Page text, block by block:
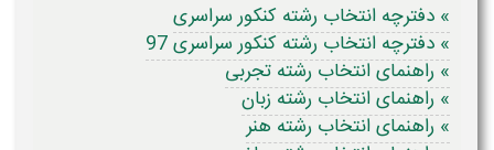
» دفترچه انتخاب رشته کنکور سراسری
» دفترچه انتخاب رشته کنکور سراسری 97
» راهنمای انتخاب رشته تجربی
» راهنمای انتخاب رشته زبان
» راهنمای انتخاب رشته هنر